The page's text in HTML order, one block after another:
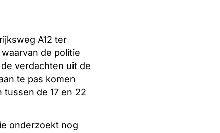
A12 ter
de politie
verdachten uit de
te pas komen
de 17 en 22
onderzoekt nog